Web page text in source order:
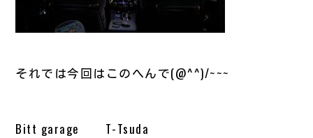
それでは今回はこのへんで(@^^)/~~~
Bitt garage T-Tsuda